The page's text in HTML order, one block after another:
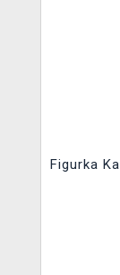
Figurka